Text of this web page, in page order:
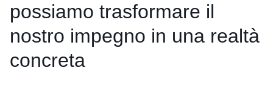
possiamo trasformare il
nostro impegno in una realtà
concreta